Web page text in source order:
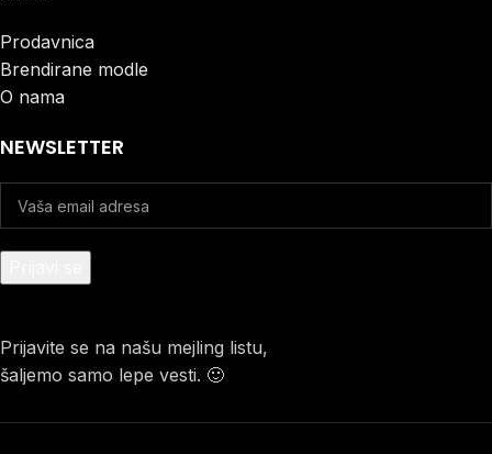
Prodavnica
Brendirane modle
O nama
NEWSLETTER
Prijavite se na našu mejling listu,
šaljemo samo lepe vesti. 🙂